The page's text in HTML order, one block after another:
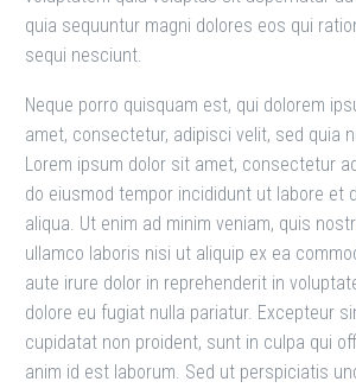
quia sequuntur magni dolores eos qui
sequi nesciunt.
Neque porro quisquam est, qui dolorem
amet, consectetur, adipisci velit, sed quia
Lorem ipsum dolor sit amet, consectetur
do eiusmod tempor incididunt ut labore et
aliqua. Ut enim ad minim veniam, quis
ullamco laboris nisi ut aliquip ex ea
aute irure dolor in reprehenderit in
dolore eu fugiat nulla pariatur. Excepteur
cupidatat non proident, sunt in culpa qui
anim id est laborum. Sed ut perspiciatis